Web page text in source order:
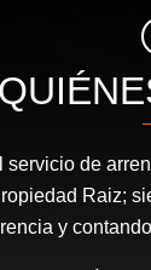
de
Raiz;
y